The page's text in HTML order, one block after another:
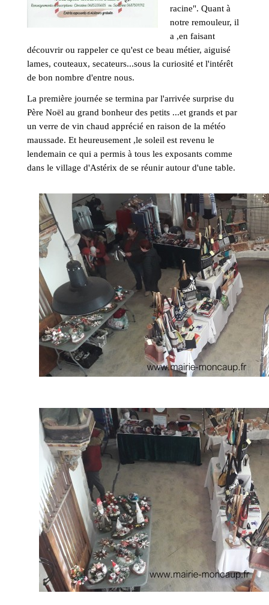
racine". Quant à
notre remouleur, il
a ,en faisant
découvrir ou rappeler ce qu'est ce beau métier, aiguisé
lames, couteaux, secateurs...sous la curiosité et l'intérêt
de bon nombre d'entre nous.
La première journée se termina par l'arrivée surprise du
Père Noël au grand bonheur des petits ...et grands et par
un verre de vin chaud apprécié en raison de la météo
maussade. Et heureusement ,le soleil est revenu le
lendemain ce qui a permis à tous les exposants comme
dans le village d'Astérix de se réunir autour d'une table.